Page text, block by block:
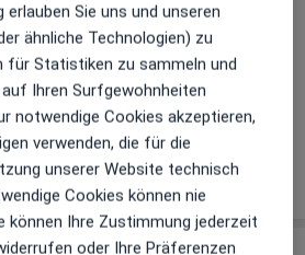
Sie uns und unseren
ähnliche Technologien) zu
für Statistiken zu sammeln und
Ihren Surfgewohnheiten
notwendige Cookies akzeptieren,
verwenden, die für die
unserer Website technisch
Cookies können nie
können Ihre Zustimmung jederzeit
oder Ihre Präferenzen